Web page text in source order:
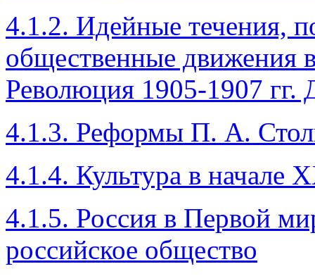
4.1.2. Идейные течения,
общественные движения
Революция 1905-1907 гг.
4.1.3. Реформы П. А.
4.1.4. Культура в начале
4.1.5. Россия в Первой
российское общество